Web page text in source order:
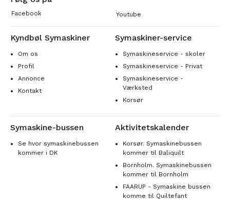
Facebook Youtube
Kyndbøl Symaskiner
Om os
Profil
Annonce
Kontakt
Symaskiner-service
Symaskineservice - skoler
Symaskineservice - Privat
Symaskineservice -
Værksted
Korsør
Symaskine-bussen
Se hvor symaskinebussen
kommer i DK
Aktivitetskalender
Korsør. Symaskinebussen
kommer til Baliquilt
Bornholm. Symaskinebussen
kommer til Bornholm
FAARUP - Symaskine bussen
komme til Quiltefant